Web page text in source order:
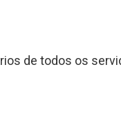
de todos os